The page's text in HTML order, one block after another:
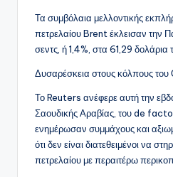
Τα συμβόλαια μελλοντικής
πετρελαίου Brent έκλεισαν την
σεντς, ή 1,4%, στα 61,29 δολάρια
Δυσαρέσκεια στους κόλπους
Το Reuters ανέφερε αυτή την
Σαουδικής Αραβίας, του de
ενημέρωσαν συμμάχους και
ότι δεν είναι διατεθειμένοι να
πετρελαίου με περαιτέρω